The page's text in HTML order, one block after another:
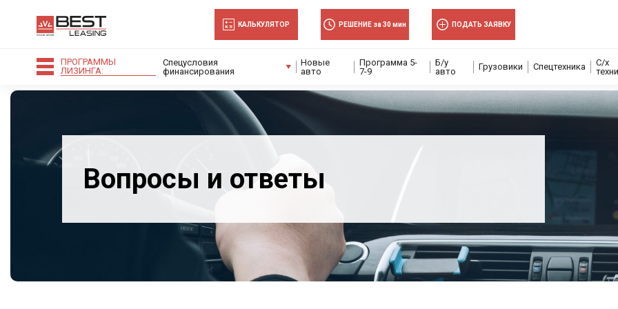
КАЛЬКУЛЯТОР РЕШЕНИЕ за 30 мин ПОДАТЬ ЗАЯВКУ
ПРОГРАММЫ
ЛИЗИНГА:
Спецусловия
финансирования
Новые
авто
Программа 5-
7-9
Б/у
авто
Грузовики Спецтехника
С/х
Вопросы и ответы